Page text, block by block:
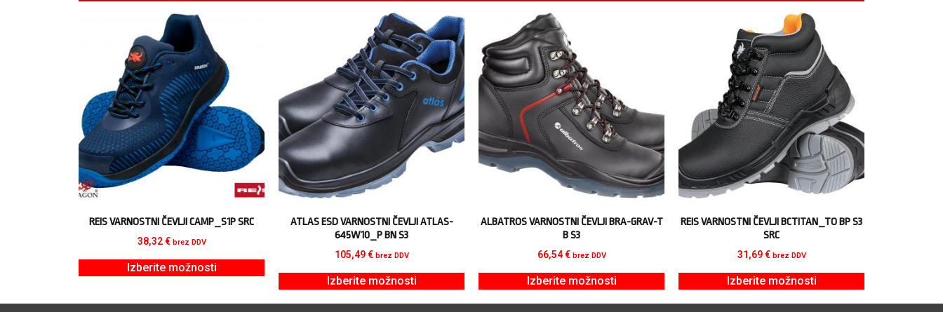
REIS VARNOSTNI ČEVLJI CAMP_S1P SRC
38,32€ brez DDV
Izberite možnosti
ATLAS ESD VARNOSTNI ČEVLJI ATLAS-
645W10_P BN S3
105,49€ brez DDV
Izberite možnosti
ALBATROS VARNOSTNI ČEVLJI BRA-GRAV-T
B S3
66,54€ brez DDV
Izberite možnosti
REIS VARNOSTNI ČEVLJI BCTITAN_TO BP S3
SRC
31,69€ brez DDV
Izberite možnosti